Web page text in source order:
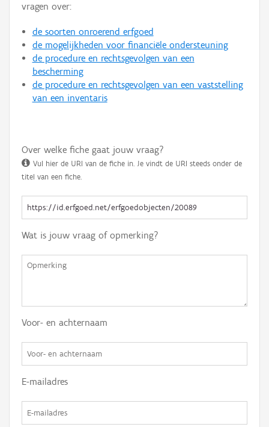
vragen over:
de soorten onroerend erfgoed
de mogelijkheden voor financiële ondersteuning
de procedure en rechtsgevolgen van een
bescherming
de procedure en rechtsgevolgen van een vaststelling
van een inventaris
Over welke fiche gaat jouw vraag?
Vul hier de URI van de fiche in. Je vindt de URI steeds onder de
titel van een fiche.
Wat is jouw vraag of opmerking?
Voor- en achternaam
E-mailadres